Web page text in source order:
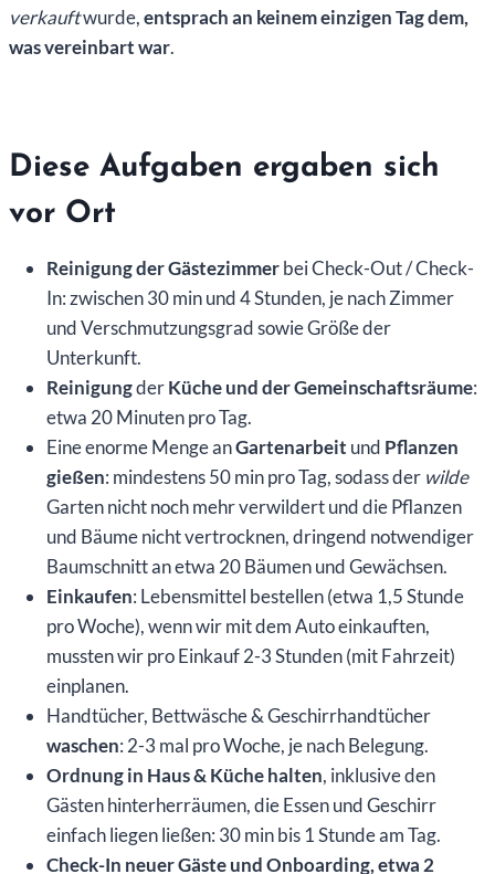
verkauftwurde,entsprach an keinem einzigen Tag dem,
was vereinbart war.
Diese Aufgaben ergaben sich
vor Ort
Reinigung der Gästezimmerbei Check-Out / Check-
In: zwischen 30 min und 4 Stunden, je nach Zimmer
und Verschmutzungsgrad sowie Größe der
Unterkunft.
ReinigungderKüche und der Gemeinschaftsräume:
etwa 20 Minuten pro Tag.
Eine enorme Menge anGartenarbeit und Pflanzen
gießen: mindestens 50 min pro Tag, sodass der wilde
Garten nicht noch mehr verwildert und die Pflanzen
und Bäume nicht vertrocknen, dringend notwendiger
Baumschnitt an etwa 20 Bäumen und Gewächsen.
Einkaufen: Lebensmittel bestellen (etwa 1,5 Stunde
pro Woche), wenn wir mit dem Auto einkauften,
mussten wir pro Einkauf 2-3 Stunden (mit Fahrzeit)
einplanen.
Handtücher, Bettwäsche & Geschirrhandtücher
waschen: 2-3 mal pro Woche, je nach Belegung.
Ordnung in Haus & Küche halten, inklusive den
Gästen hinterherräumen, die Essen und Geschirr
einfach liegen ließen: 30 min bis 1 Stunde am Tag.
Check-In neuer Gäste und Onboarding, etwa 2